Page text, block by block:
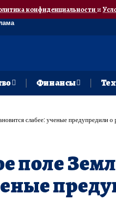
конфиденциальностии
Финансы
слабее: ученые предупредили о
поле